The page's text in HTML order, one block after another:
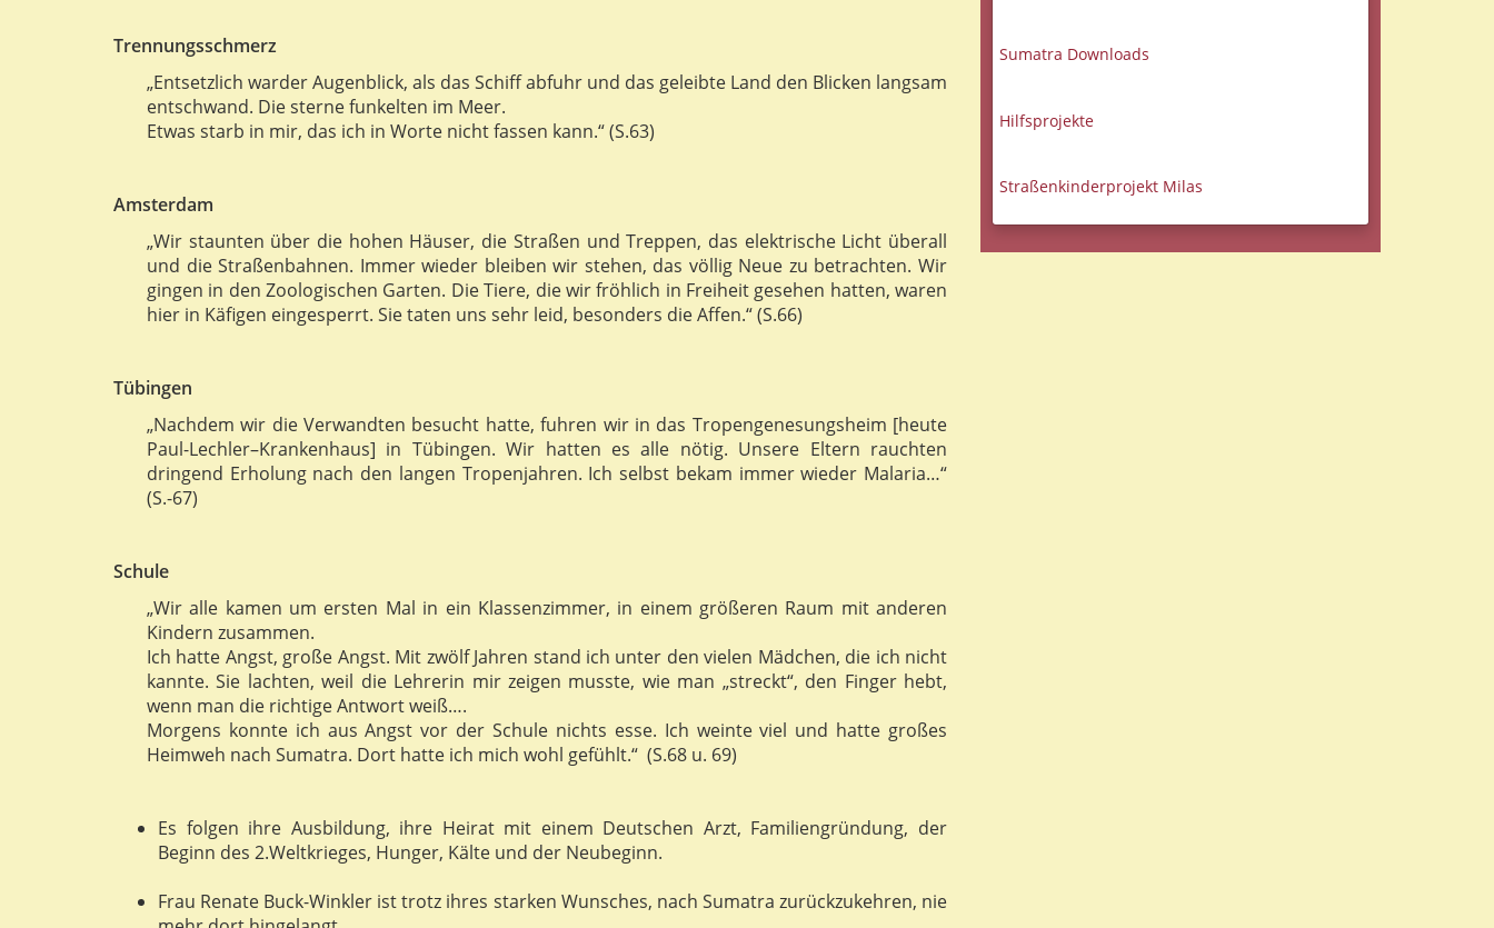
Trennungsschmerz
„Entsetzlich warder Augenblick, als das Schiff abfuhr und das geleibte Land den Blicken langsam
entschwand. Die sterne funkelten im Meer.
Etwas starb in mir, das ich in Worte nicht fassen kann.“ (S.63)
Amsterdam
„Wir staunten über die hohen Häuser, die Straßen und Treppen, das elektrische Licht überall
und die Straßenbahnen. Immer wieder bleiben wir stehen, das völlig Neue zu betrachten. Wir
gingen in den Zoologischen Garten. Die Tiere, die wir fröhlich in Freiheit gesehen hatten, waren
hier in Käfigen eingesperrt. Sie taten uns sehr leid, besonders die Affen.“ (S.66)
Tübingen
„Nachdem wir die Verwandten besucht hatte, fuhren wir in das Tropengenesungsheim [heute
Paul-Lechler–Krankenhaus] in Tübingen. Wir hatten es alle nötig. Unsere Eltern rauchten
dringend Erholung nach den langen Tropenjahren. Ich selbst bekam immer wieder Malaria…“
(S.-67)
Schule
„Wir alle kamen um ersten Mal in ein Klassenzimmer, in einem größeren Raum mit anderen
Kindern zusammen.
Ich hatte Angst, große Angst. Mit zwölf Jahren stand ich unter den vielen Mädchen, die ich nicht
kannte. Sie lachten, weil die Lehrerin mir zeigen musste, wie man „streckt“, den Finger hebt,
wenn man die richtige Antwort weiß….
Morgens konnte ich aus Angst vor der Schule nichts esse. Ich weinte viel und hatte großes
Heimweh nach Sumatra. Dort hatte ich mich wohl gefühlt.“ (S.68 u. 69)
Es folgen ihre Ausbildung, ihre Heirat mit einem Deutschen Arzt, Familiengründung, der
Beginn des 2.Weltkrieges, Hunger, Kälte und der Neubeginn.
Frau Renate Buck-Winkler ist trotz ihres starken Wunsches, nach Sumatra zurückzukehren, nie
Sumatra Downloads
Hilfsprojekte
Straßenkinderprojekt Milas